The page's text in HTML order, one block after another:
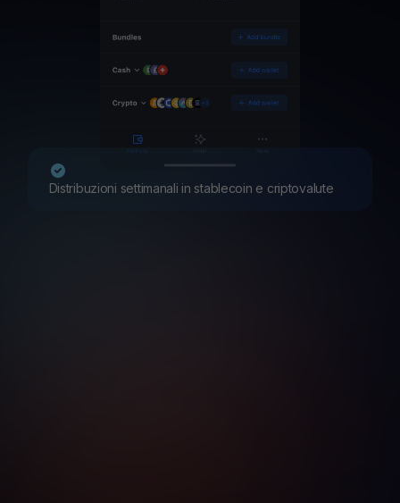
Distribuzioni settimanali in stablecoin e criptovalute